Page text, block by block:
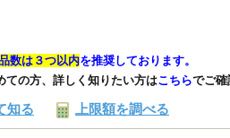
数は３つ以内を推奨しております。
ての方、詳しく知りたい方はこちらでご確
知る 上限額を調べる